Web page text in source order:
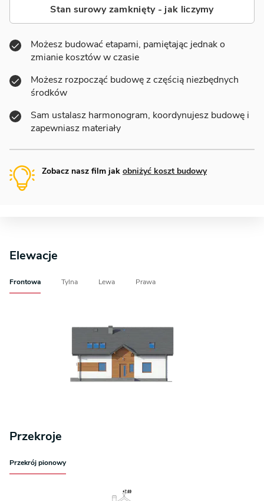
Stan surowy zamknięty - jak liczymy
Możesz budować etapami, pamiętając jednak o
zmianie kosztów w czasie
Możesz rozpocząć budowę z częścią niezbędnych
środków
Sam ustalasz harmonogram, koordynujesz budowę i
zapewniasz materiały
Zobacz nasz film jak obniżyć koszt budowy
Elewacje
Frontowa Tylna Lewa Prawa
Przekroje
Przekrój pionowy